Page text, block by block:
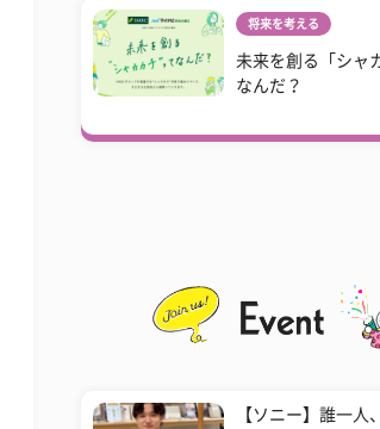
将来を考える
未来を創る「シャ
なんだ？
【ソニー】誰一人